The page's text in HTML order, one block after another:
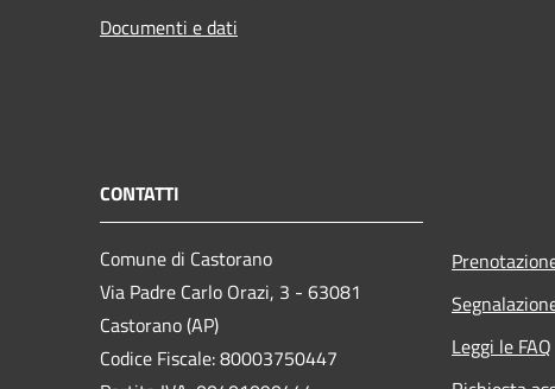
Documenti e dati
CONTATTI
Comune di Castorano
Via Padre Carlo Orazi, 3 - 63081
Castorano (AP)
Codice Fiscale: 80003750447
Leggi le FAQ